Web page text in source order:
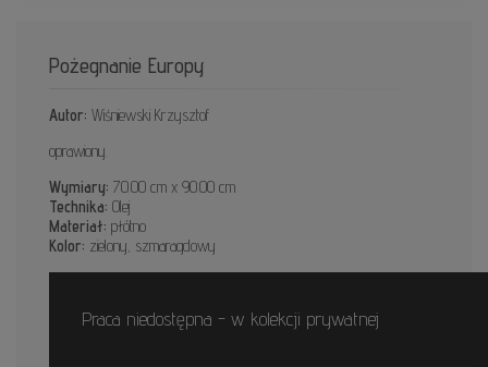
Pożegnanie Europy
Autor: Wiśniewski Krzysztof
oprawiony.
Wymiary: 70.00 cm x 90.00 cm
Technika: Olej
Materiał: płótno
Kolor: zielony, szmaragdowy
Praca niedostępna - w kolekcji prywatnej